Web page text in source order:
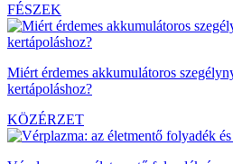
FÉSZEK
Miért érdemes akkumulátoros
kertápoláshoz?
KÖZÉRZET